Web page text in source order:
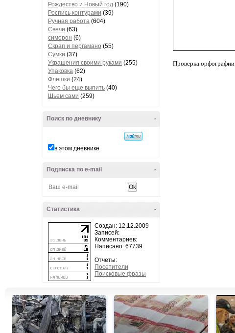
Рождество и Новый год (190)
Роспись контурами (39)
Ручная работа (604)
Свечи (63)
симорон (6)
Скрап и пергамано (55)
Сумки (37)
Украшения своими руками (255)
Упаковка (62)
Флешки (24)
Чего бы еще выпить (40)
Шьем сами (259)
-
Поиск по дневнику
в этом дневнике
-
Подписка по e-mail
-
Статистика
Создан: 12.12.2009
Записей:
Комментариев:
Написано: 67739
Отчеты:
Посетители
Поисковые фразы
Проверка